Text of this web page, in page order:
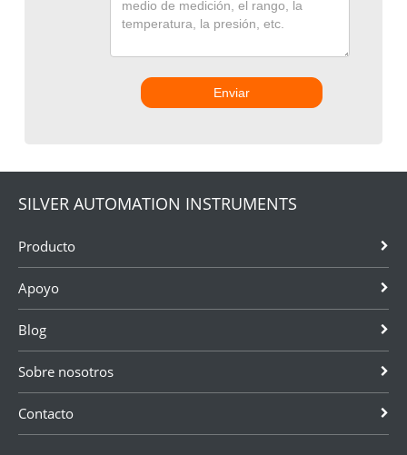
Enviar
SILVER AUTOMATION INSTRUMENTS
Producto
Apoyo
Blog
Sobre nosotros
Contacto